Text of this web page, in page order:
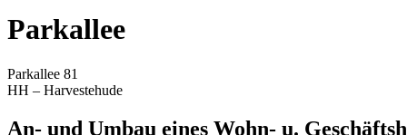
Parkallee
Parkallee 81
HH – Harvestehude
An- und Umbau eines Wohn- u.